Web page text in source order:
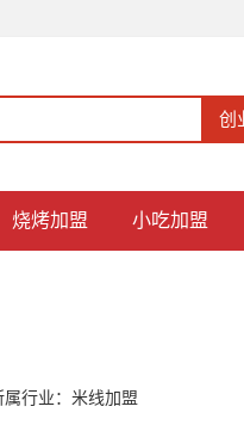
烧烤加盟 小吃加盟
属行业： 米线加盟